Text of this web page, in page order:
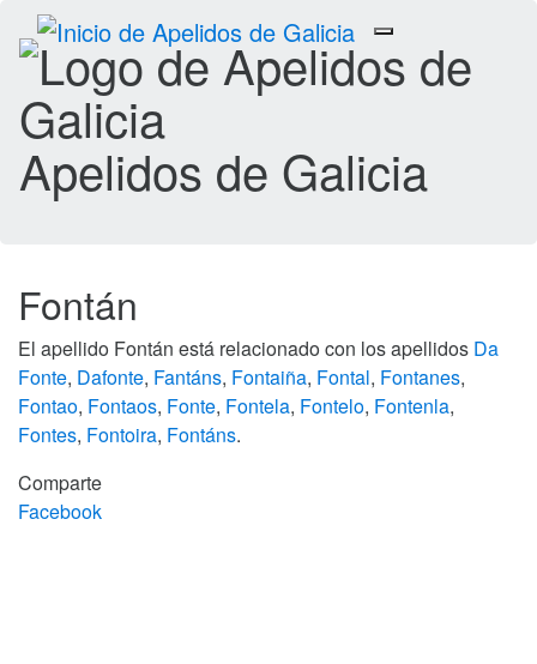
Toggle
navigation
Apelidos de Galicia
Fontán
El apellido Fontán está relacionado con los apellidos Da
Fonte, Dafonte, Fantáns, Fontaiña, Fontal, Fontanes,
Fontao, Fontaos, Fonte, Fontela, Fontelo, Fontenla,
Fontes, Fontoira, Fontáns.
Comparte
Facebook